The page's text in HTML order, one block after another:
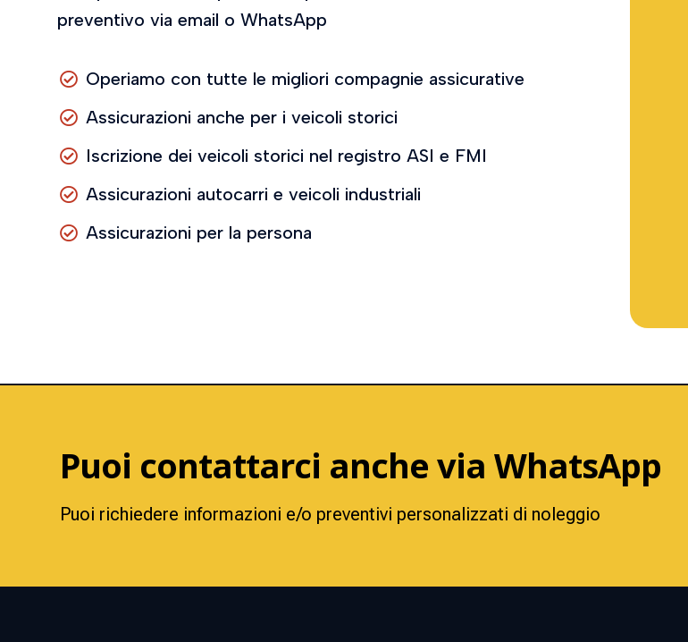
preventivo via email o WhatsApp
 Operiamo con tutte le migliori compagnie assicurative
 Assicurazioni anche per i veicoli storici
 Iscrizione dei veicoli storici nel registro ASI e FMI
 Assicurazioni autocarri e veicoli industriali
 Assicurazioni per la persona
Puoi contattarci anche via WhatsApp
Puoi richiedere informazioni e/o preventivi personalizzati di noleggio